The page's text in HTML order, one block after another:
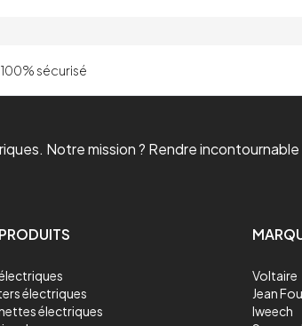
sécurisé
Notre mission ? Rendre
électriques
électriques
Voltaire
Jean
Iweech